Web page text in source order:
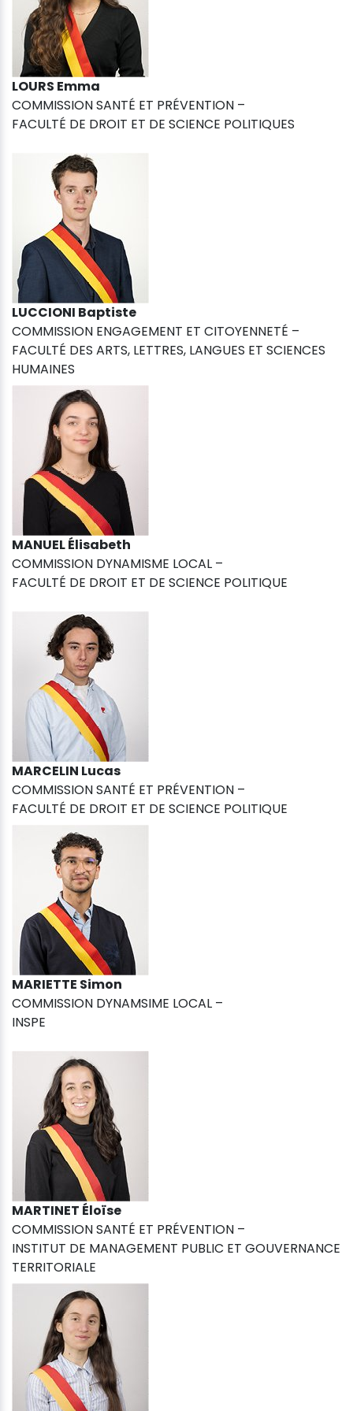
LOURS Emma
COMMISSION SANTÉ ET PRÉVENTION –
FACULTÉ DE DROIT ET DE SCIENCE POLITIQUES
LUCCIONI Baptiste
COMMISSION ENGAGEMENT ET CITOYENNETÉ –
FACULTÉ DES ARTS, LETTRES, LANGUES ET SCIENCES
HUMAINES
MANUEL Élisabeth
COMMISSION DYNAMISME LOCAL –
FACULTÉ DE DROIT ET DE SCIENCE POLITIQUE
MARCELIN Lucas
COMMISSION SANTÉ ET PRÉVENTION –
FACULTÉ DE DROIT ET DE SCIENCE POLITIQUE
MARIETTE Simon
COMMISSION DYNAMSIME LOCAL –
INSPE
MARTINET Éloïse
COMMISSION SANTÉ ET PRÉVENTION –
INSTITUT DE MANAGEMENT PUBLIC ET GOUVERNANCE
TERRITORIALE